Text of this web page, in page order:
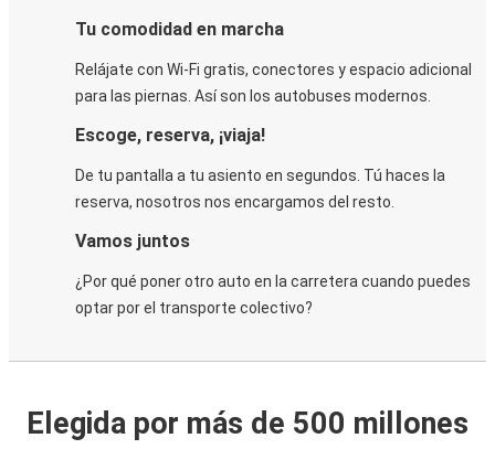
Tu comodidad en marcha
Relájate con Wi-Fi gratis, conectores y espacio adicional
para las piernas. Así son los autobuses modernos.
Escoge, reserva, ¡viaja!
De tu pantalla a tu asiento en segundos. Tú haces la
reserva, nosotros nos encargamos del resto.
Vamos juntos
¿Por qué poner otro auto en la carretera cuando puedes
optar por el transporte colectivo?
Elegida por más de 500 millones